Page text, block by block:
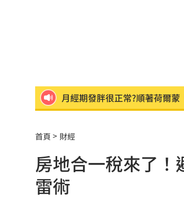
月經期發胖很正常?順著荷爾蒙
英特爾靠川普不夠 業界:客戶不
「最美變性人」揭離婚真相 自
慈濟內部信曝光！還原遭詐10億
首頁 財經
房地合一稅來了
雷術